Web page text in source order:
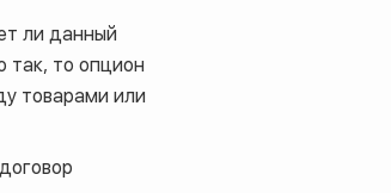
ли данный
так, то опцион
товарами или